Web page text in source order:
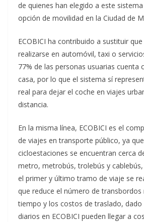
de quienes han elegido a este
opción de movilidad en la Ciudad de
ECOBICI ha contribuido a sustituir
realizarse en automóvil, taxi o
77% de las personas usuarias cuenta
casa, por lo que el sistema sí
real para dejar el coche en viajes
distancia.
En la misma línea, ECOBICI es el
de viajes en transporte público, ya
cicloestaciones se encuentran cerca
metro, metrobús, trolebús y
el primer y último tramo de viaje se
que reduce el número de transbordos
tiempo y los costos de traslado, dado
diarios en ECOBICI pueden llegar a